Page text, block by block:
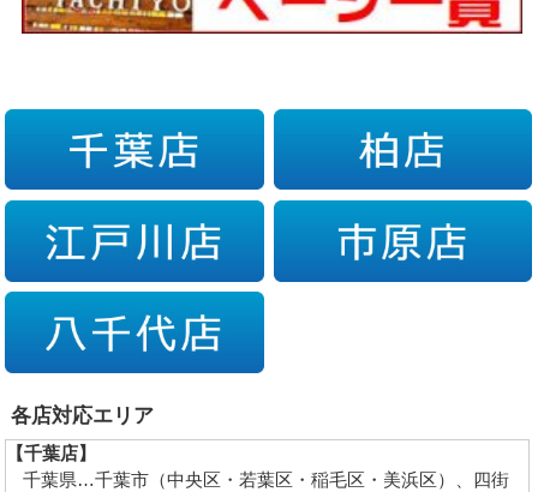
各店対応エリア
【千葉店】
千葉県…千葉市（中央区・若葉区・稲毛区・美浜区）、四街